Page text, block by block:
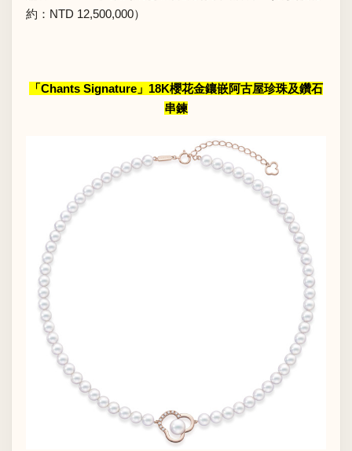
約：NTD 12,500,000）
「Chants Signature」18K櫻花金鑲嵌阿古屋珍珠及鑽石
串鍊